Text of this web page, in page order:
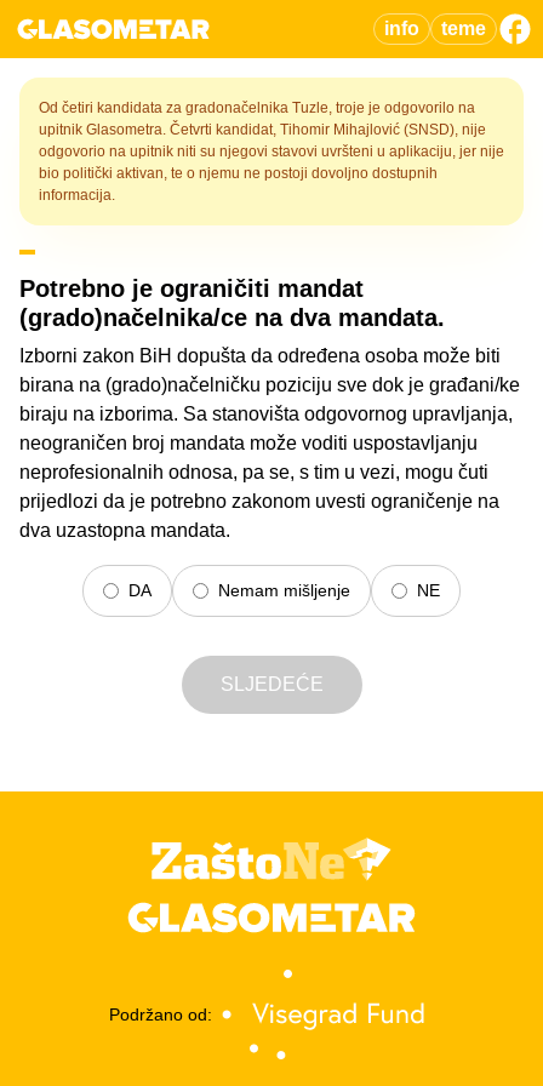
info teme
Od četiri kandidata za gradonačelnika Tuzle, troje je odgovorilo na
upitnik Glasometra. Četvrti kandidat, Tihomir Mihajlović (SNSD), nije
odgovorio na upitnik niti su njegovi stavovi uvršteni u aplikaciju, jer nije
bio politički aktivan, te o njemu ne postoji dovoljno dostupnih
informacija.
Potrebno je ograničiti mandat
(grado)načelnika/ce na dva mandata.
Izborni zakon BiH dopušta da određena osoba može biti
birana na (grado)načelničku poziciju sve dok je građani/ke
biraju na izborima. Sa stanovišta odgovornog upravljanja,
neograničen broj mandata može voditi uspostavljanju
neprofesionalnih odnosa, pa se, s tim u vezi, mogu čuti
prijedlozi da je potrebno zakonom uvesti ograničenje na
dva uzastopna mandata.
DA Nemam mišljenje NE
SLJEDEĆE
Podržano od: